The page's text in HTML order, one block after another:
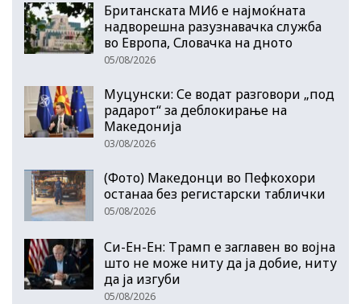
Британската МИ6 е најмоќната
надворешна разузнавачка служба
во Европа, Словачка на дното
05/08/2026
Муцунски: Се водат разговори „под
радарот“ за деблокирање на
Македонија
03/08/2026
(Фото) Македонци во Пефкохори
останаа без регистарски таблички
05/08/2026
Си-Ен-Ен: Трамп е заглавен во војна
што не може ниту да ја добие, ниту
да ја изгуби
05/08/2026